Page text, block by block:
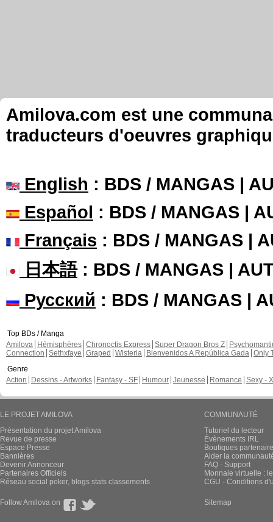
Amilova.com est une
traducteurs d'oeuvres
English : BDS / MANGAS |
Español : BDS / MANGAS |
Français : BDS / MANGAS |
日本語: BDS / MANGAS |
Русский : BDS / MANGAS |
Top BDs / Manga
Amilova
Hémisphères Chronoctis Express Super Dragon Bros Z
Connection Sethxfaye Graped Wisteria Bienvenidos A República Gada Only
Genre
Action
Dessins - Artworks Fantasy - SF Humour Jeunesse Romance Sexy -
LE PROJET AMILOVA
Présentation du projet Amilova
Revue de presse
Espace Presse
Bannières
Devenir Annonceur
Partenaires Officiels
Réseau social poker, blogs stats classements
COMMUNAUTÉ
Tutoriel du lecteur
Évènements IRL
Boutiques
Aider la
FAQ - Support
Monnaie virtuelle :
CGU - Conditions
Follow Amilova on Sitemap